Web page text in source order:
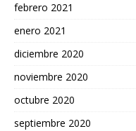
febrero 2021
enero 2021
diciembre 2020
noviembre 2020
octubre 2020
septiembre 2020